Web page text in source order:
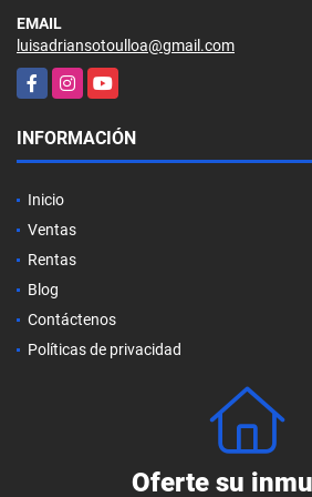
EMAIL
luisadriansotoulloa@gmail.com
FacebookInstagramYouTube
INFORMACIÓN
Inicio
Ventas
Rentas
Blog
Contáctenos
Políticas de privacidad
Oferte su